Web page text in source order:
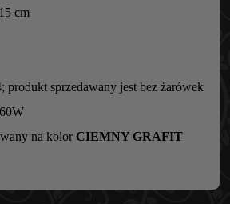
15 cm
produkt sprzedawany jest bez żarówek
60W
na kolor CIEMNY GRAFIT